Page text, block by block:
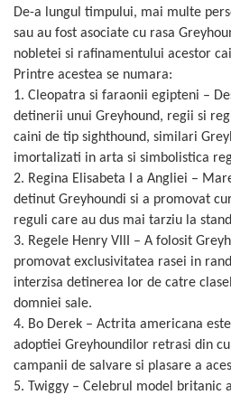
De-a lungul timpului, mai multe
sau au fost asociate cu rasa
nobletei si rafinamentului acestor
Printre acestea se numara:
1. Cleopatra si faraonii egipteni –
detinerii unui Greyhound, regii si
caini de tip sighthound, similari
imortalizati in arta si simbolistica
2. Regina Elisabeta I a Angliei –
detinut Greyhoundi si a promovat
reguli care au dus mai tarziu la
3. Regele Henry VIII – A folosit
promovat exclusivitatea rasei in
interzisa detinerea lor de catre
domniei sale.
4. Bo Derek – Actrita americana
adoptiei Greyhoundilor retrasi din
campanii de salvare si plasare a
5. Twiggy – Celebrul model britanic